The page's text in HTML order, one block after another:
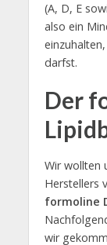
(A, D, E
also ein
darfst.
Der
Wir wollten
Herstellers
formoline
wir